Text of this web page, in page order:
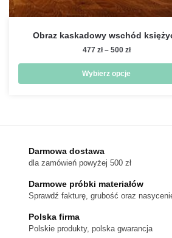
Obraz kaskadowy wschód
477 zł – 500 złZakres
od
477 zł
Wybierz opcje
Opcje
można
wybrać
stronie
Darmowa dostawa
dla zamówień powyżej 500 zł
Darmowe próbki materiałów
Sprawdź fakturę, grubość oraz
Polska firma
Polskie produkty, polska gwarancja